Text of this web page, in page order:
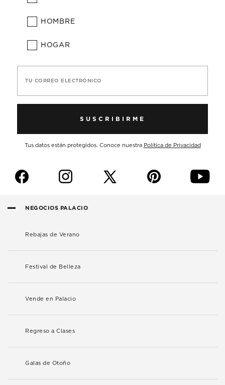
HOMBRE
HOGAR
TU CORREO ELECTRÓNICO
SUSCRIBIRME
Tus datos están protegidos. Conoce nuestra Política de Privacidad
f i p y
NEGOCIOS PALACIO
Rebajas de Verano
Festival de Belleza
Vende en Palacio
Regreso a Clases
Galas de Otoño